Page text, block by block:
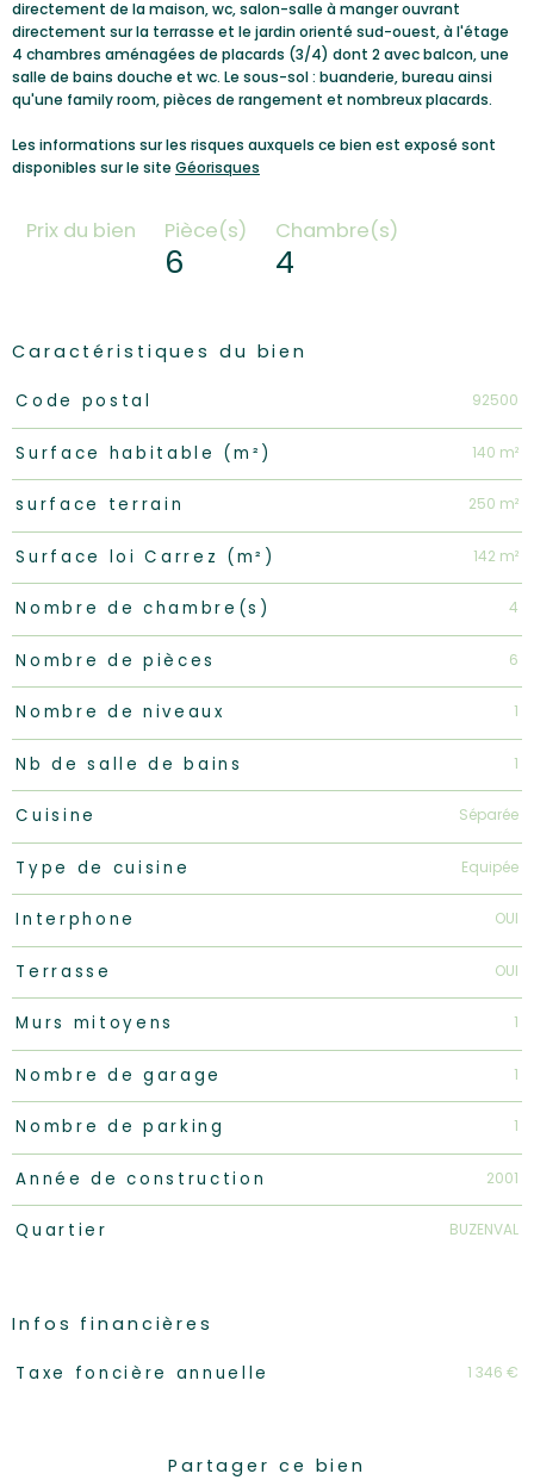
directement de la maison, wc, salon-salle à manger ouvrant
directement sur la terrasse et le jardin orienté sud-ouest, à l'étage
4 chambres aménagées de placards (3/4) dont 2 avec balcon, une
salle de bains douche et wc. Le sous-sol : buanderie, bureau ainsi
qu'une family room, pièces de rangement et nombreux placards.
Les informations sur les risques auxquels ce bien est exposé sont
disponibles sur le site Géorisques
Prix du bien Pièce(s)
6
Chambre(s)
4
Caractéristiques du bien
Caractéristiques Valeurs
Code postal 92500
Surface habitable (m²) 140 m²
surface terrain 250 m²
Surface loi Carrez (m²) 142 m²
Nombre de chambre(s) 4
Nombre de pièces 6
Nombre de niveaux 1
Nb de salle de bains 1
Cuisine Séparée
Type de cuisine Equipée
Interphone OUI
Terrasse OUI
Murs mitoyens 1
Nombre de garage 1
Nombre de parking 1
Année de construction 2001
Quartier BUZENVAL
Infos financières
Caractéristiques Valeurs
Taxe foncière annuelle 1 346 €
Partager ce bien